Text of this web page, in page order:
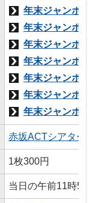
年末ジャンボ
年末ジャンボ
年末ジャンボ
年末ジャンボ
年末ジャンボ
年末ジャンボ
年末ジャンボ
赤坂ACTシアター
1枚300円
当日の午前11時56